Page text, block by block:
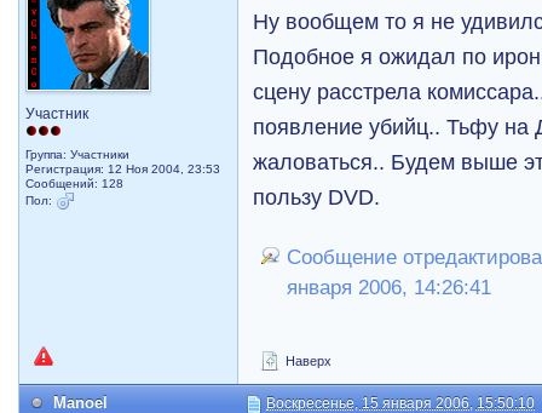
Участник
Группа: Участники
Регистрация: 12 Ноя 2004, 23:53
Сообщений: 128
Пол:
Ну вообщем то я не
Подобное я ожидал по
сцену расстрела
появление убийц.. Тьфу на
жаловаться.. Будем выше
пользу DVD.
Сообщение
января 2006, 14:26:41
Наверх
Manoel Воскресенье, 15 января 2006, 15:50:10